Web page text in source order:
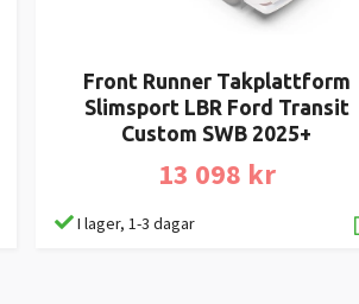
Front Runner Takplattform
Slimsport LBR Ford Transit
Custom SWB 2025+
13 098 kr
I lager, 1-3 dagar